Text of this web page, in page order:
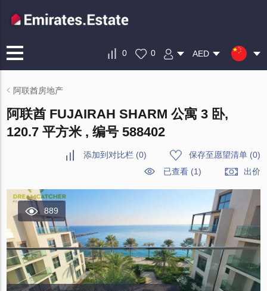
0 0 AED
阿联酋房地产
阿联酋 FUJAIRAH SHARM 公寓 3 卧,
120.7 平方米 , 编号 588402
添加到对比栏(0) 保存至愿望清单(0)
已查看 (1)
出价
889